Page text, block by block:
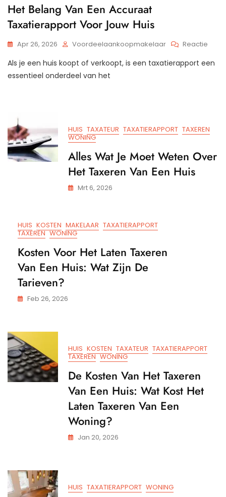
Het Belang Van Een Accuraat
Taxatierapport Voor Jouw Huis
Apr 26, 2026 Voordeelaankoopmakelaar Reactie
Huis
Als je een huis koopt of verkoopt, is een taxatierapport een
essentieel onderdeel van het
HUIS TAXATEUR TAXATIERAPPORT TAXEREN
WONING
Alles Wat Je Moet Weten Over
Het Taxeren Van Een Huis
Mrt 6, 2026
HUIS KOSTEN MAKELAAR TAXATIERAPPORT
TAXEREN WONING
Kosten Voor Het Laten Taxeren
Van Een Huis: Wat Zijn De
Tarieven?
Feb 26, 2026
HUIS KOSTEN TAXATEUR TAXATIERAPPORT
TAXEREN WONING
De Kosten Van Het Taxeren
Van Een Huis: Wat Kost Het
Laten Taxeren Van Een
Woning?
Jan 20, 2026
HUIS TAXATIERAPPORT WONING